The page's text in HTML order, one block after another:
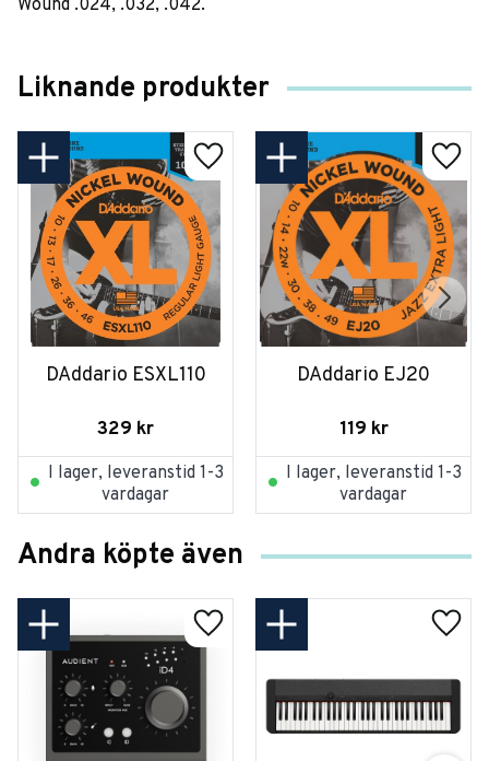
Wound .024, .032, .042.
Liknande produkter
DAddario ESXL110
329 kr
I lager, leveranstid 1-3
vardagar
DAddario EJ20
119 kr
I lager, leveranstid 1-3
vardagar
Andra köpte även